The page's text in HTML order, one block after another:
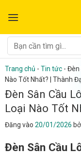
qua
dung
Tìm
kiếm:
Trang chủ - Tin tức - Đèn
Nào Tốt Nhất? | Thành
Đèn Sân Cầu
Loại Nào Tốt
Đăng vào 20/01/2026
Đèn Sân Cầu